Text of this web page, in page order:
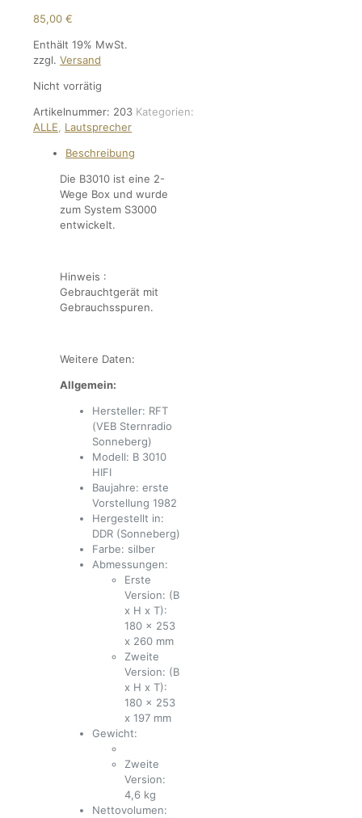
85,00 €
Enthält 19% MwSt.
zzgl. Versand
Nicht vorrätig
Artikelnummer: 203 Kategorien:
ALLE
Lautsprecher
Beschreibung
Die B3010 ist eine 2-
Wege Box und wurde
zum System S3000
entwickelt.
Hinweis :
Gebrauchtgerät mit
Gebrauchsspuren.
Weitere Daten:
Allgemein:
Hersteller: RFT
(VEB Sternradio
Sonneberg)
Modell: B 3010
HIFI
Baujahre: erste
Vorstellung 1982
Hergestellt in:
DDR (Sonneberg)
Farbe: silber
Abmessungen:
Erste
Version: (B
x H x T):
180 x 253
x 260 mm
Zweite
Version: (B
x H x T):
180 x 253
x 197 mm
Gewicht:
Zweite
Version:
4,6 kg
Nettovolumen: